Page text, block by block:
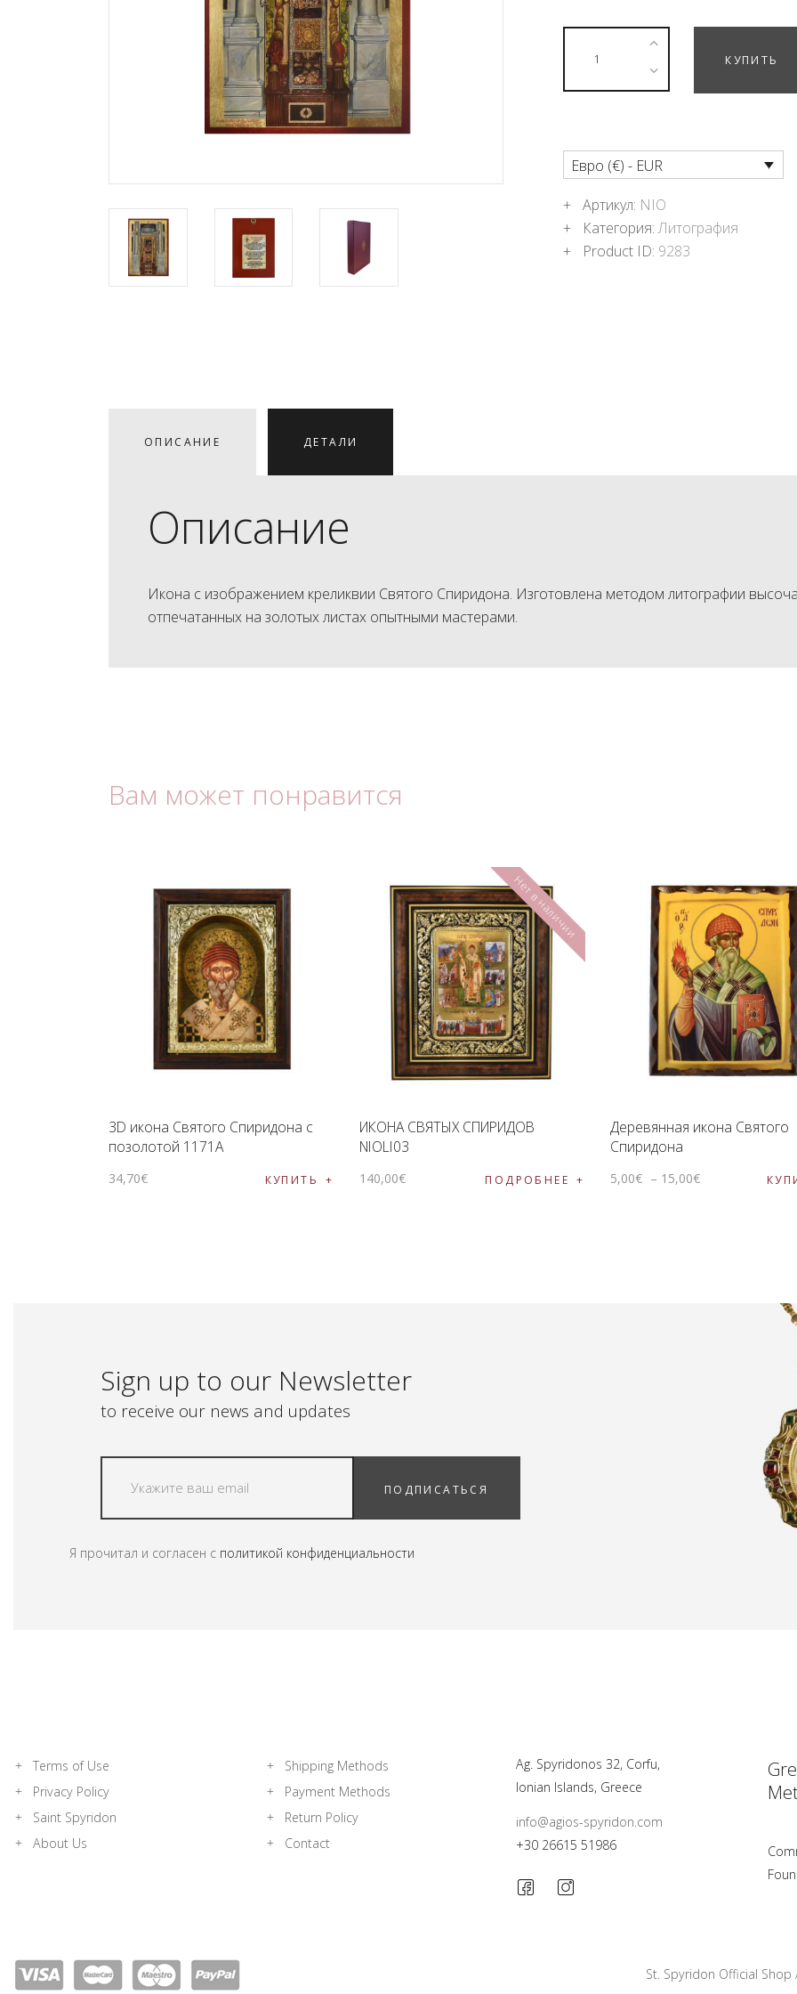
ПОДНОШЕНИЯ
БЛОГ
КУПИТЬ
Евро (€) - EUR
Артикул: NIO
Категория:Литография
Product ID: 9283
ОПИСАНИЕ ДЕТАЛИ
Описание
Икона с изображением креликвии Святого Спиридона. Изготовлена методом литографии
отпечатанных на золотых листах опытными мастерами.
Вам может понравится
3D икона Святого Спиридона с
позолотой 1171A
34,70€ КУПИТЬ
Нет в наличии
ИКОНА СВЯТЫХ СПИРИДОВ
NIOLI03
140,00€ ПОДРОБНЕЕ
Деревянная икона Святого
Спиридона
5,00€ – 15,00€
Sign up to our Newsletter
to receive our news and updates
ПОДПИСАТЬСЯ
Я прочитал и согласен с политикой конфиденциальности
Terms of Use
Privacy Policy
Saint Spyridon
About Us
Shipping Methods
Payment Methods
Return Policy
Contact
Ag. Spyridonos 32, Corfu,
Ionian Islands, Greece
info@agios-spyridon.com
+30 26615 51986
St. Spyridon Official